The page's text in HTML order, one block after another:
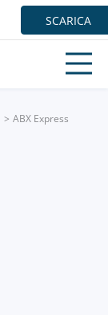
SCARICA
ABX Express